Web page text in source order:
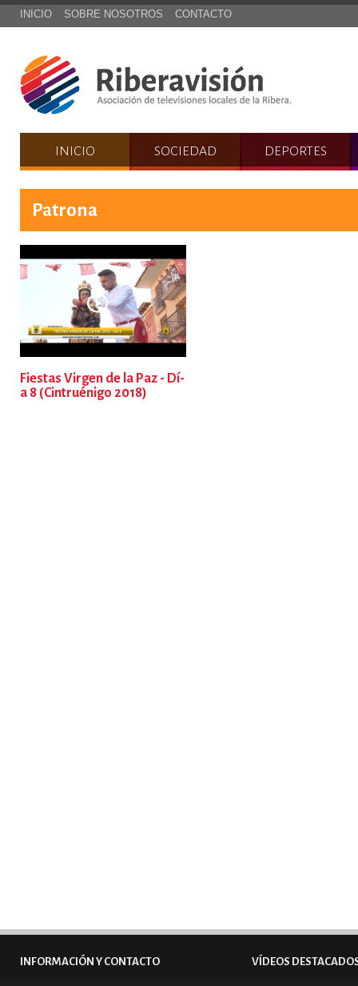
INICIO SOBRE NOSOTROS CONTACTO
INICIO SOCIEDAD DEPORTES
Patrona
Fiestas Virgen de la Paz - Dí­
a 8 (Cintruénigo 2018)
INFORMACIÓN Y CONTACTO VÍDEOS